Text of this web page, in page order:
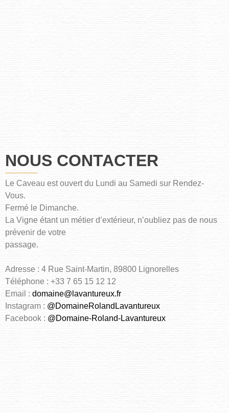
NOUS CONTACTER
Le Caveau est ouvert du Lundi au Samedi sur Rendez-
Vous.
Fermé le Dimanche.
La Vigne étant un métier d’extérieur, n’oubliez pas de nous
prévenir de votre
passage.
Adresse : 4 Rue Saint-Martin, 89800 Lignorelles
Téléphone : +33 7 65 15 12 12
Email : domaine@lavantureux.fr
Instagram : @DomaineRolandLavantureux
Facebook : @Domaine-Roland-Lavantureux